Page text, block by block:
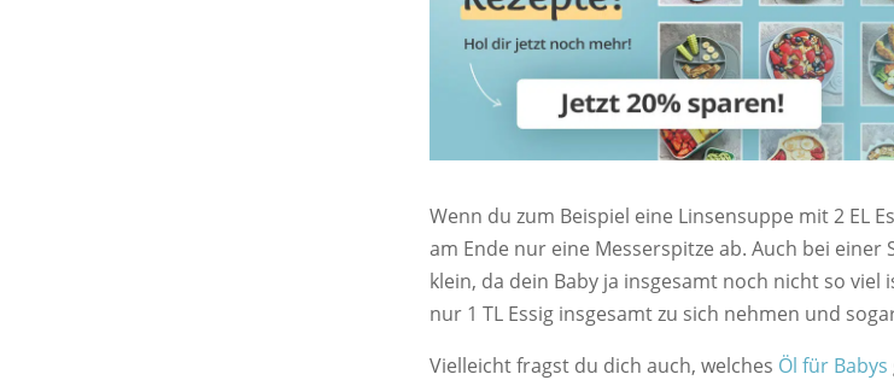
Wenn du zum Beispiel eine Linsensuppe mit 2 EL
am Ende nur eine Messerspitze ab. Auch bei einer
klein, da dein Baby ja insgesamt noch nicht so viel
nur 1 TL Essig insgesamt zu sich nehmen und
Vielleicht fragst du dich auch, welches Öl für Babys